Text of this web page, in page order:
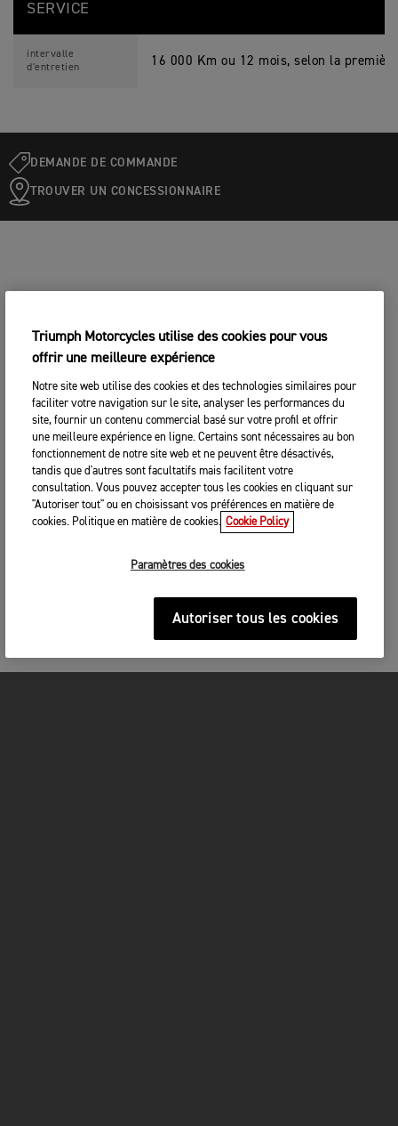
SERVICE
intervalle
d'entretien
16 000 Km ou 12 mois, selon la
DEMANDE DE COMMANDE
TROUVER UN CONCESSIONNAIRE
Triumph Motorcycles utilise des cookies pour vous
offrir une meilleure expérience
Notre site web utilise des cookies et des technologies similaires pour
faciliter votre navigation sur le site, analyser les performances du
site, fournir un contenu commercial basé sur votre profil et offrir
une meilleure expérience en ligne. Certains sont nécessaires au bon
fonctionnement de notre site web et ne peuvent être désactivés,
tandis que d'autres sont facultatifs mais facilitent votre
consultation. Vous pouvez accepter tous les cookies en cliquant sur
"Autoriser tout" ou en choisissant vos préférences en matière de
cookies. Politique en matière de cookies. Cookie Policy
Paramètres des cookies
Autoriser tous les cookies